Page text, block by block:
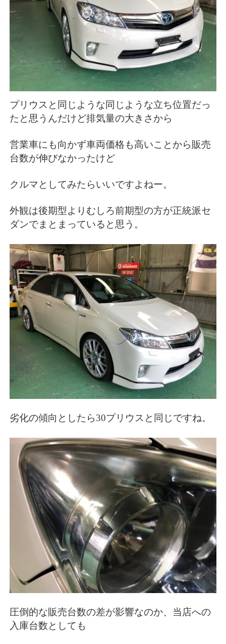
プリウスと同じような同じような立ち位置だっ
たと思うんだけど排気量の大きさから
営業車にも向かず車両価格も高いことから販売
台数が伸びなかったけど
クルマとしてみたらいいですよねー。
外観は後期型よりむしろ前期型の方が正統派セ
ダンでまとまっていると思う。
劣化の傾向としたら30プリウスと同じですね。
圧倒的な販売台数の差が影響なのか、当店への
入庫台数としても